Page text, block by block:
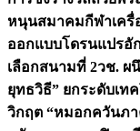
หนุนสมาคมกีฬาเครื่
ออกแบบโดรนแปรอั
เลือกสนามที่ 2วช. ผ
ยุทธวิธี” ยกระดับเท
วิกฤต “หมอกควันภา